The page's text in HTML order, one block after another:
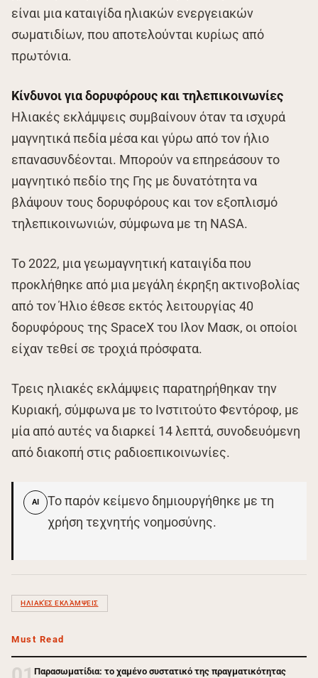
είναι μια καταιγίδα ηλιακών ενεργειακών
σωματιδίων, που αποτελούνται κυρίως από
πρωτόνια.
Κίνδυνοι για δορυφόρους και τηλεπικοινωνίες
Ηλιακές εκλάμψεις συμβαίνουν όταν τα ισχυρά
μαγνητικά πεδία μέσα και γύρω από τον ήλιο
επανασυνδέονται. Μπορούν να επηρεάσουν το
μαγνητικό πεδίο της Γης με δυνατότητα να
βλάψουν τους δορυφόρους και τον εξοπλισμό
τηλεπικοινωνιών, σύμφωνα με τη NASA.
Το 2022, μια γεωμαγνητική καταιγίδα που
προκλήθηκε από μια μεγάλη έκρηξη ακτινοβολίας
από τον Ήλιο έθεσε εκτός λειτουργίας 40
δορυφόρους της SpaceX του Ιλον Μασκ, οι οποίοι
είχαν τεθεί σε τροχιά πρόσφατα.
Τρεις ηλιακές εκλάμψεις παρατηρήθηκαν την
Κυριακή, σύμφωνα με το Ινστιτούτο Φεντόροφ, με
μία από αυτές να διαρκεί 14 λεπτά, συνοδευόμενη
από διακοπή στις ραδιοεπικοινωνίες.
AI
Το παρόν κείμενο δημιουργήθηκε με τη
χρήση τεχνητής νοημοσύνης.
ΗΛΙΑΚΈΣ ΕΚΛΆΜΨΕΙΣ
Must Read
Παρασωματίδια: το χαμένο συστατικό της πραγματικότητας